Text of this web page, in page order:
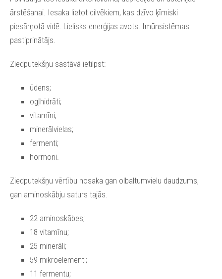
ārstēšanai. Iesaka lietot cilvēkiem, kas dzīvo ķīmiski
piesārņotā vidē. Lielisks enerģijas avots. Imūnsistēmas
pastiprinātājs.
Ziedputekšņu sastāvā ietilpst:
ūdens;
ogļhidrāti;
vitamīni;
minerālvielas;
fermenti;
hormoni.
Ziedputekšņu vērtību nosaka gan olbaltumvielu daudzums,
gan aminoskābju saturs tajās.
22 aminoskābes;
18 vitamīnu;
25 minerāli;
59 mikroelementi;
11 fermentu;